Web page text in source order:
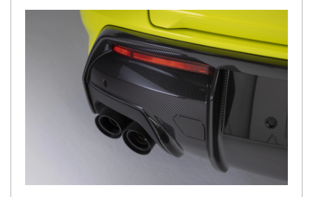
Hệ thống cánh gió phía sau giúp lực ép khí động học của
Lamborghini Urus SE Performante tăng 16% so với Urus
Performante, và 23% so với Urus SE.